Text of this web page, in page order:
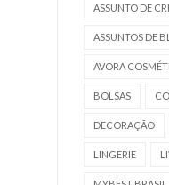
ASSUNTO DE
ASSUNTOS DE
AVORA
BOLSAS
DECORAÇÃO
LINGERIE